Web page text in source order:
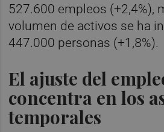
527.600 empleos (+2,4%),
volumen de activos se ha
447.000 personas (+1,8%).
El ajuste del
concentra en los
temporales